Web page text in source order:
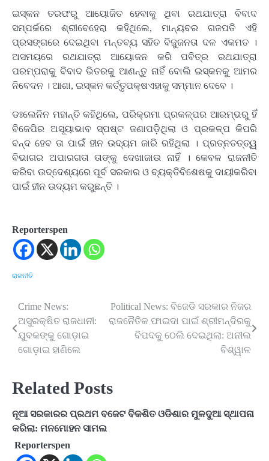
ଇସ୍କନ ତରଫରୁ ଆୟୋଜିତ ହେବାକୁ ଥିବା ରଥଯାତ୍ରା ବିବାଦ
ସମ୍ପର୍କରେ ଶ୍ରୀବେହେରା କହିଥିଲେ, ମାନ୍ୟବର ଗଜପତି ଏହି
ପ୍ରସଙ୍ଗରେ ଦେଇଥିବା ମନ୍ତବ୍ୟ ସହିତ ବିଜୁଜନତା ଦଳ ଏକମତ ।
ଅସମୟରେ ରଥଯାତ୍ରା ଆୟୋଜନ କରି ପବିତ୍ର ରଥଯାତ୍ରା
ପରମ୍ପରାକୁ ବିବାଦ ଭିତରକୁ ଆଣନ୍ତୁ ନାହିଁ ବୋଲି ଇସ୍କନକୁ ଆମର
ନିବେଦନ । ଆଶା, ଇସ୍କନ କର୍ତ୍ତୃପକ୍ଷଏହାକୁ ସମ୍ମାନ ଦେବେ ।
ଡଃଲେନିନ ମହାନ୍ତି କହିଥିଲେ, ପରିକ୍ରମା ପ୍ରକଳ୍ପର ଆରମ୍ଭରୁ ହିଁ
ବିଜେପିର ଅସୂୟାଭାବ ସ୍ପଷ୍ଟ ଜଣାପଡ଼ିଥିଲା ଓ ପ୍ରକଳ୍ପ କିପରି
ବନ୍ଦ ହେବ ତା ପାଇଁ ହୀନ ଉଦ୍ୟମ ଜାରି ରହିଥିଲା । ପ୍ରତ୍ନତତ୍ତ୍ୱ
ବିଭାଗର ଅପାରଗତା ତାଙ୍କୁ ଦେଖାଜାଉ ନାହିଁ । କେବଳ ରାଜନୀତି
କରିବା ଉଦ୍ଦେଶ୍ୟରେ ପୂର୍ବ ସରକାର ଓ ବ୍ୟକ୍ତିବିଶେଷକୁ ଦାୟୀକରିବା
ପାଇଁ ହୀନ ଉଦ୍ୟମ କରୁଛନ୍ତି ।
Reporterspen
ରାଜନୀତି
Post
navigation
Crime News:
ଅସୁରକ୍ଷିତ ରାଜଧାନୀ:
ଯୁବକଙ୍କୁ ଗୋଡ଼ାଇ
ଗୋଡ଼ାଇ ହାଣିଲେ
Political News: ବିଜେଡି ସରକାର ନିଜର
ରାଜନୈତିକ ଫାଇଦା ପାଇଁ ଶ୍ରୀମନ୍ଦିରକୁ
ବିପଦକୁ ଠେଲି ଦେଇଥିଲା: ଅନୀଲ
ବିଶ୍ୱାଳ
Related Posts
ନୂଆ ସରକାରର ପ୍ରଥମ ବଜେଟ ବିକଶିତ ଓଡିଶାର ମୁଳଦୁଆ ସ୍ଥାପନା
କରିଲା: ମନମୋହନ ସାମଲ
Reporterspen